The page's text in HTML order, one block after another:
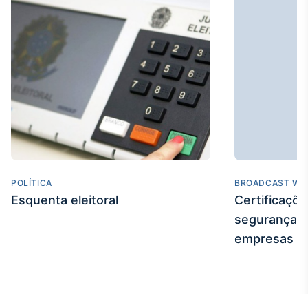
Curadoria de
conteúdos
noticiosos
Soluções de
Tecnologia
Broadcast
Radar
Monitoramento
inteligente de
notícias e
conteúdos
POLÍTICA
Esquenta eleitoral
BROADCAST
segurança
empresas